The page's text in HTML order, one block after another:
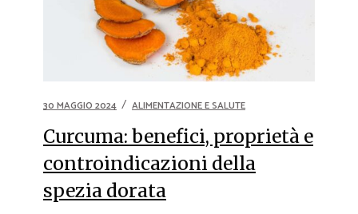
30 MAGGIO 2024 ALIMENTAZIONE E SALUTE
Curcuma: benefici, proprietà e
controindicazioni della
spezia dorata